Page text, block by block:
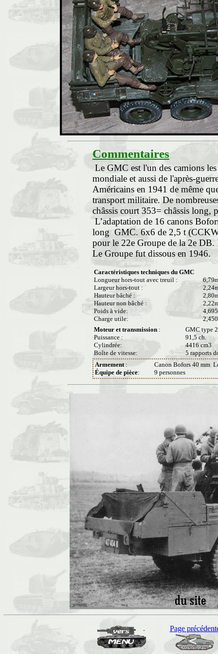
Commentaires
Le GMC est l'un des camions
mondiale et aussi de l'après-
Américains en 1941 de même
transport militaire. De
châssis court 353= châssis long,
L’adaptation de 16 canons
long GMC. 6x6 de 2,5 t
pour le 22e Groupe de la 2e DB.
Le Groupe fut dissous en 1946.
Caractéristiques techniques du GMC
Longueur hors-tout avec treuil :
Largeur hors-tout :
Hauteur bâché :
Hauteur non bâché :
Poids à vide:
Charge utile:
Moteur et transmission :
Puissance :
Cylindrée:
Boîte de vitesse:
GMC type
91,5 ch.
4416 cm3
5 rapports
Armement:
Équipe de pièce:
Canon Bofors 40 mm
9 personnes
Page